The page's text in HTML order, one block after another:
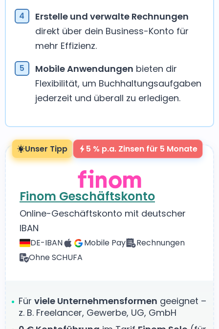
Erstelle und verwalte Rechnungen
direkt über dein Business-Konto für
mehr Effizienz.
Mobile Anwendungen bieten dir
Flexibilität, um Buchhaltungsaufgaben
jederzeit und überall zu erledigen.
Unser Tipp 5 % p.a. Zinsen für 5 Monate
Finom Geschäftskonto
Online-Geschäftskonto mit deutscher
IBAN
DE-IBAN Mobile Pay
Rechnungen
Ohne SCHUFA
Für viele Unternehmensformen geeignet –
z. B. Freelancer, Gewerbe, UG, GmbH